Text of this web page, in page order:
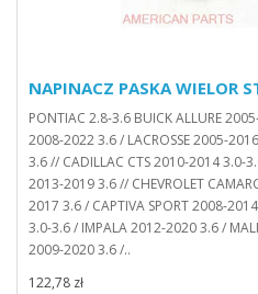
NAPINACZ PASKA WIELOR
PONTIAC 2.8-3.6 BUICK ALLURE
2008-2022 3.6 / LACROSSE 2005-
3.6 // CADILLAC CTS 2010-2014 3.0-
2013-2019 3.6 // CHEVROLET
2017 3.6 / CAPTIVA SPORT 2008-
3.0-3.6 / IMPALA 2012-2020 3.6 /
2009-2020 3.6 /..
122,78 zł